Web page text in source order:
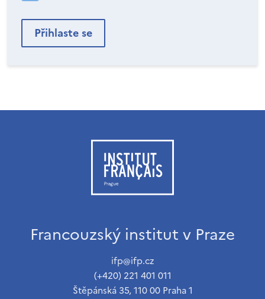
Francouzský institut v Praze
ifp@ifp.cz
(+420) 221 401 011
Štěpánská 35, 110 00 Praha 1